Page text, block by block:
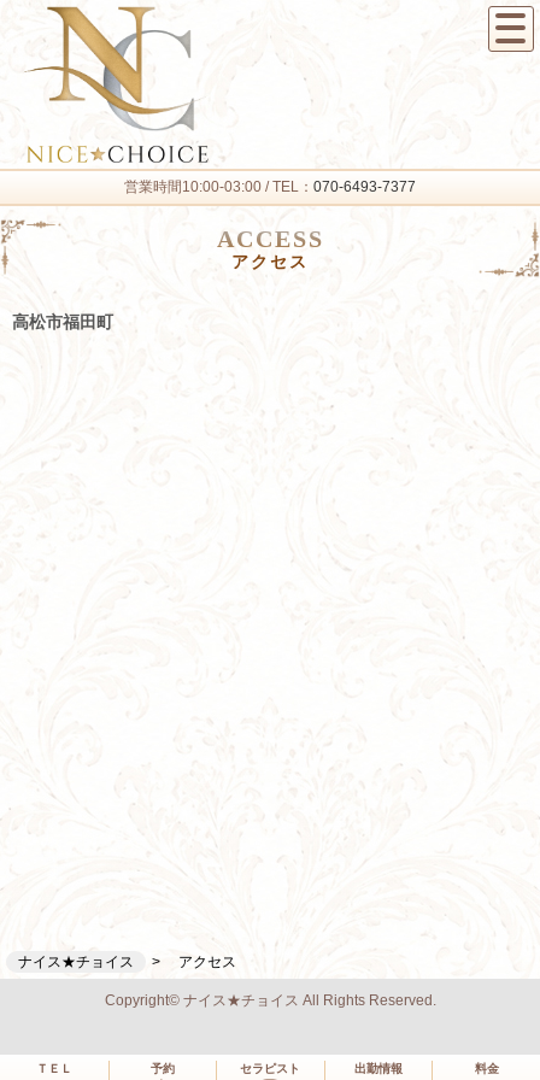
ＴＥＬ 予約 セラピスト 出勤情報 料金
営業時間10:00-03:00 / TEL： 070-6493-7377
ACCESS
アクセス
高松市福田町
ナイス★チョイス アクセス
Copyright© ナイス★チョイス All Rights Reserved.